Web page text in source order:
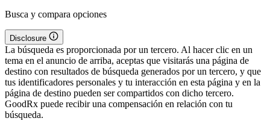
Busca y compara opciones
Disclosure
La búsqueda es proporcionada por un tercero. Al hacer clic en un
tema en el anuncio de arriba, aceptas que visitarás una página de
destino con resultados de búsqueda generados por un tercero, y que
tus identificadores personales y tu interacción en esta página y en la
página de destino pueden ser compartidos con dicho tercero.
GoodRx puede recibir una compensación en relación con tu
búsqueda.